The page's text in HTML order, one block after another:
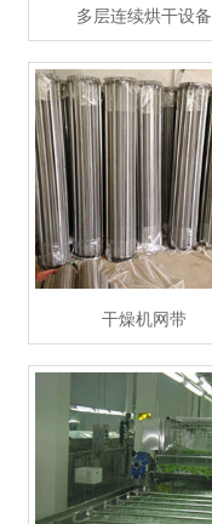
多层连续烘干设备
干燥机网带